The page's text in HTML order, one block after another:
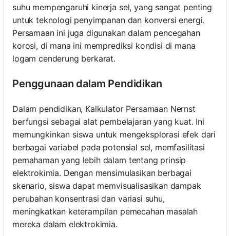
suhu mempengaruhi kinerja sel, yang sangat penting
untuk teknologi penyimpanan dan konversi energi.
Persamaan ini juga digunakan dalam pencegahan
korosi, di mana ini memprediksi kondisi di mana
logam cenderung berkarat.
Penggunaan dalam Pendidikan
Dalam pendidikan, Kalkulator Persamaan Nernst
berfungsi sebagai alat pembelajaran yang kuat. Ini
memungkinkan siswa untuk mengeksplorasi efek dari
berbagai variabel pada potensial sel, memfasilitasi
pemahaman yang lebih dalam tentang prinsip
elektrokimia. Dengan mensimulasikan berbagai
skenario, siswa dapat memvisualisasikan dampak
perubahan konsentrasi dan variasi suhu,
meningkatkan keterampilan pemecahan masalah
mereka dalam elektrokimia.